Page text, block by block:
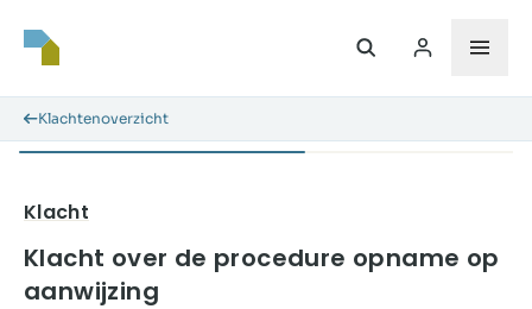
Klachtenoverzicht
Klacht over de procedure opname op
aanwijzing
Klacht